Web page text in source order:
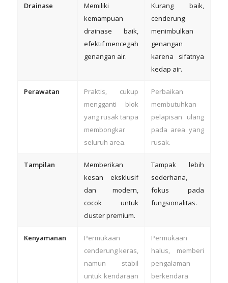
Drainase
Memiliki
kemampuan
drainase baik,
efektif mencegah
genangan air.
Kurang baik,
cenderung
menimbulkan
genangan
karena sifatnya
kedap air.
Perawatan
Praktis, cukup
mengganti blok
yang rusak tanpa
membongkar
seluruh area.
Perbaikan
membutuhkan
pelapisan ulang
pada area yang
rusak.
Tampilan
Memberikan
kesan eksklusif
dan modern,
cocok untuk
cluster premium.
Tampak lebih
sederhana,
fokus pada
fungsionalitas.
Kenyamanan
Permukaan
cenderung keras,
namun stabil
untuk kendaraan
Permukaan
halus, memberi
pengalaman
berkendara